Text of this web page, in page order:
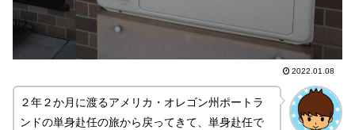
2022.01.08
２年２か月に渡るアメリカ・オレゴン州ポートラ
ンドの単身赴任の旅から戻ってきて、単身赴任で